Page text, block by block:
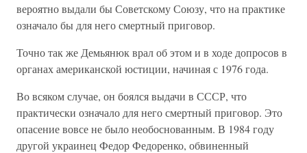
вероятно выдали бы Советскому Союзу, что на практике
означало бы для него смертный приговор.
Точно так же Демьянюк врал об этом и в ходе допросов в
органах американской юстиции, начиная с 1976 года.
Во всяком случае, он боялся выдачи в СССР, что
практически означало для него смертный приговор. Это
опасение вовсе не было необоснованным. В 1984 году
другой украинец Федор Федоренко, обвиненный